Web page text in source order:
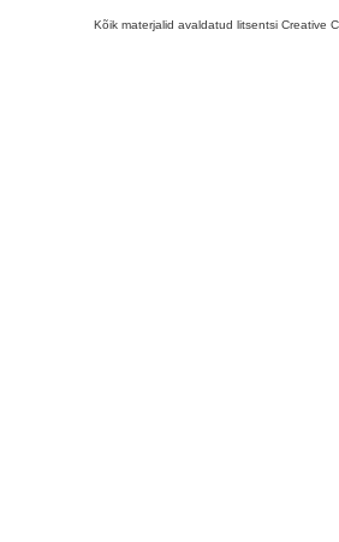
Kõik materjalid avaldatud litsentsi Creative